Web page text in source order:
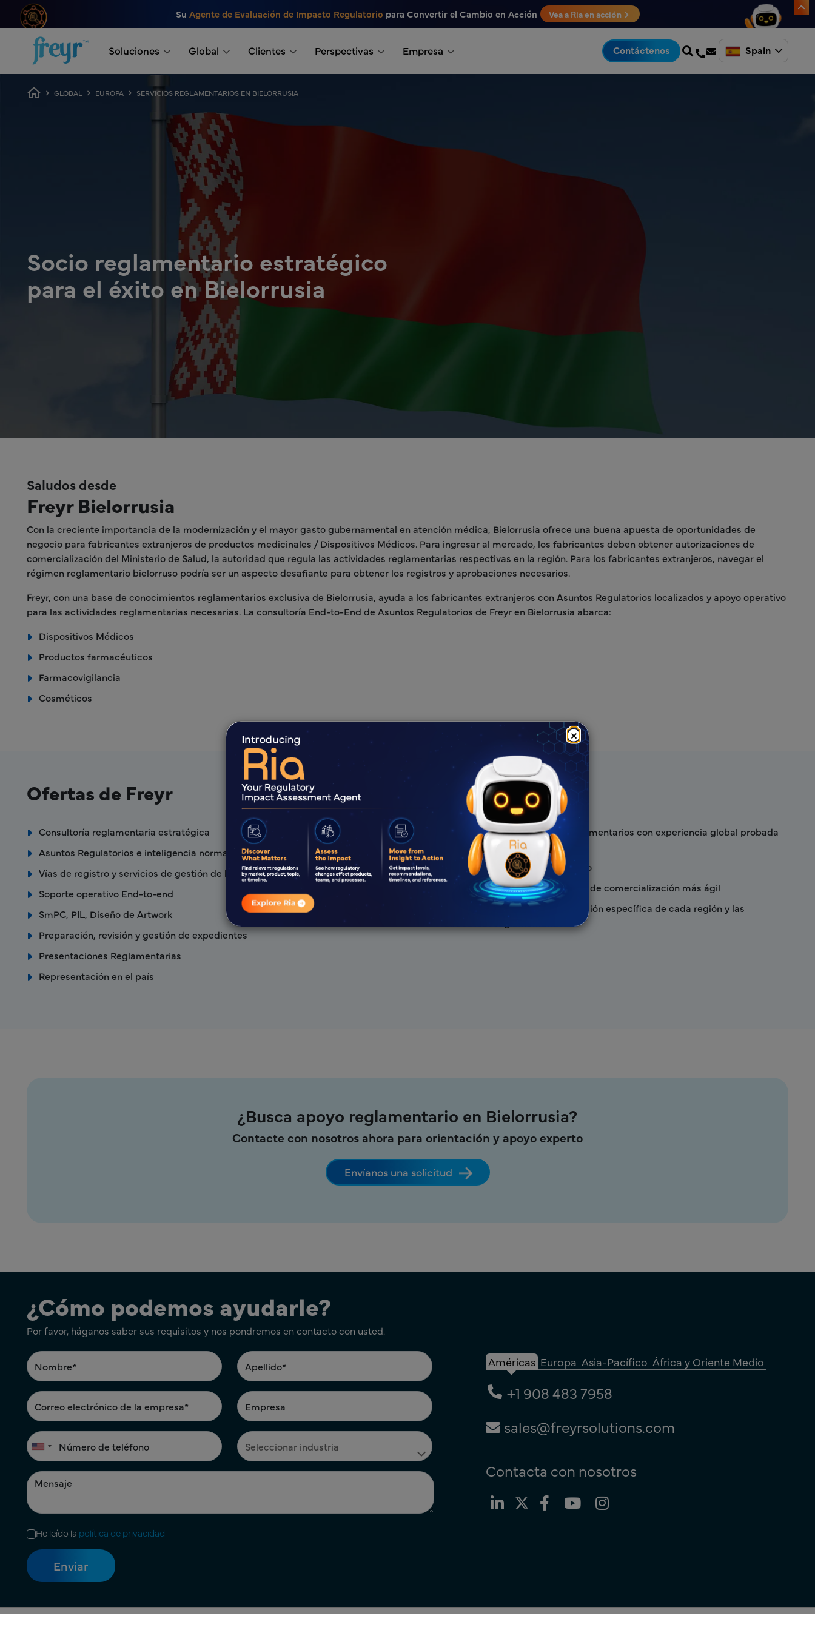
Saltar al contenido principal
×
Su Agente de Evaluación de Impacto Regulatorio para Convertir el Cambio en Acción Vea a Ria en acción
Soluciones Global Clientes Perspectivas Empresa Contáctenos Spain
Ruta de navegación
GLOBAL EUROPA SERVICIOS REGLAMENTARIOS EN BIELORRUSIA
Socio reglamentario estratégico
para el éxito en Bielorrusia
Saludos desde
Freyr Bielorrusia
Con la creciente importancia de la modernización y el mayor gasto gubernamental en atención médica, Bielorrusia ofrece una buena apuesta de oportunidades de
negocio para fabricantes extranjeros de productos medicinales / Dispositivos Médicos. Para ingresar al mercado, los fabricantes deben obtener autorizaciones de
comercialización del Ministerio de Salud, la autoridad que regula las actividades reglamentarias respectivas en la región. Para los fabricantes extranjeros, navegar el
régimen reglamentario bielorruso podría ser un aspecto desafiante para obtener los registros y aprobaciones necesarios.
Freyr, con una base de conocimientos reglamentarios exclusiva de Bielorrusia, ayuda a los fabricantes extranjeros con Asuntos Regulatorios localizados y apoyo operativo
para las actividades reglamentarias necesarias. La consultoría End-to-End de Asuntos Regulatorios de Freyr en Bielorrusia abarca:
Dispositivos Médicos
Productos farmacéuticos
Farmacovigilancia
Cosméticos
Ofertas de Freyr
Consultoría reglamentaria estratégica
Asuntos Regulatorios e inteligencia normativa
Vías de registro y servicios de gestión de licencias
Soporte operativo End-to-end
SmPC, PIL, Diseño de Artwork
Preparación, revisión y gestión de expedientes
Presentaciones Reglamentarias
Representación en el país
Ventajas de Freyr
Equipo experto en asuntos reglamentarios con experiencia global probada
en RA
Enfoque proactivo y colaborativo
Respuestas rápidas y un tiempo de comercialización más ágil
Mantenerse al día con la legislación específica de cada región y las
¿Busca apoyo reglamentario en Bielorrusia?
Contacte con nosotros ahora para orientación y apoyo experto
Envíanos una solicitud
¿Cómo podemos ayudarle?
Por favor, háganos saber sus requisitos y nos pondremos en contacto con usted.
He leído la política de privacidad
Américas Europa Asia-Pacífico África y Oriente Medio
+1 908 483 7958
sales@freyrsolutions.com
Contacta con nosotros